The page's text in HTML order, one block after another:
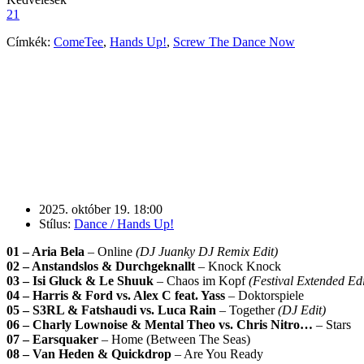
21
Címkék: ComeTee, Hands Up!, Screw The Dance Now
2025. október 19. 18:00
Stílus: Dance / Hands Up!
01 – Aria Bela – Online (DJ Juanky DJ Remix Edit)
02 – Anstandslos & Durchgeknallt – Knock Knock
03 – Isi Gluck & Le Shuuk – Chaos im Kopf(Festival Extended
04 – Harris & Ford vs. Alex C feat. Yass – Doktorspiele
05 – S3RL & Fatshaudi vs. Luca Rain – Together(DJ Edit)
06 – Charly Lownoise & Mental Theo vs. Chris Nitro… – Stars
07 – Earsquaker – Home (Between The Seas)
08 – Van Heden & Quickdrop – Are You Ready